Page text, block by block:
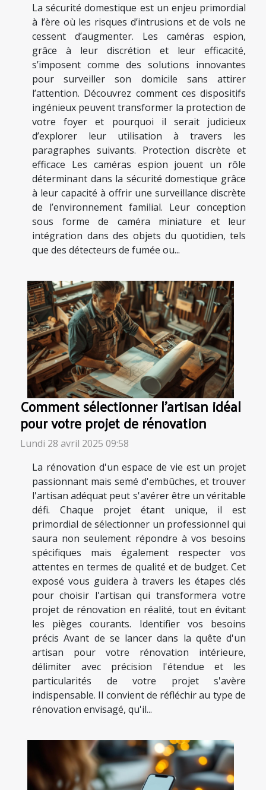
La sécurité domestique est un enjeu primordial
à l’ère où les risques d’intrusions et de vols ne
cessent d’augmenter. Les caméras espion,
grâce à leur discrétion et leur efficacité,
s’imposent comme des solutions innovantes
pour surveiller son domicile sans attirer
l’attention. Découvrez comment ces dispositifs
ingénieux peuvent transformer la protection de
votre foyer et pourquoi il serait judicieux
d’explorer leur utilisation à travers les
paragraphes suivants. Protection discrète et
efficace Les caméras espion jouent un rôle
déterminant dans la sécurité domestique grâce
à leur capacité à offrir une surveillance discrète
de l’environnement familial. Leur conception
sous forme de caméra miniature et leur
intégration dans des objets du quotidien, tels
que des détecteurs de fumée ou...
Comment sélectionner l'artisan idéal
pour votre projet de rénovation
Lundi 28 avril 2025 09:58
La rénovation d'un espace de vie est un projet
passionnant mais semé d'embûches, et trouver
l'artisan adéquat peut s'avérer être un véritable
défi. Chaque projet étant unique, il est
primordial de sélectionner un professionnel qui
saura non seulement répondre à vos besoins
spécifiques mais également respecter vos
attentes en termes de qualité et de budget. Cet
exposé vous guidera à travers les étapes clés
pour choisir l'artisan qui transformera votre
projet de rénovation en réalité, tout en évitant
les pièges courants. Identifier vos besoins
précis Avant de se lancer dans la quête d'un
artisan pour votre rénovation intérieure,
délimiter avec précision l'étendue et les
particularités de votre projet s'avère
indispensable. Il convient de réfléchir au type de
rénovation envisagé, qu'il...